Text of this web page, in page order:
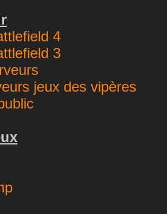
4
3
jeux des vipères